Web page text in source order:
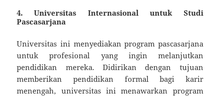
4.Universitas Internasional untuk Studi
Pascasarjana
Universitas ini menyediakan program pascasarjana
untuk profesional yang ingin melanjutkan
pendidikan mereka. Didirikan dengan tujuan
memberikan pendidikan formal bagi karir
menengah, universitas ini menawarkan program